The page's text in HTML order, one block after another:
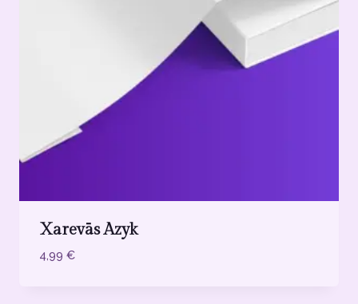
Xarevās Azyk
4,99 €